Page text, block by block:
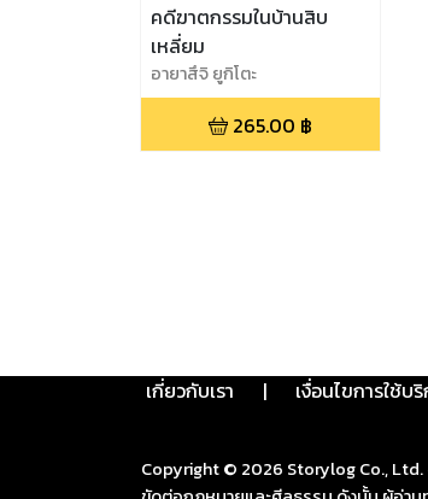
คดีฆาตกรรมในบ้านสิบ
เหลี่ยม
อายาสึจิ ยูกิโตะ
265.00 ฿
เกี่ยวกับเรา | เงื่อนไขการใช้บ
Copyright © 2026 Storylog Co.,